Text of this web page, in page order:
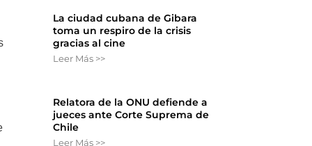
La ciudad cubana de Gibara
toma un respiro de la crisis
gracias al cine
Leer Más >>
Relatora de la ONU defiende a
jueces ante Corte Suprema de
Chile
Leer Más >>